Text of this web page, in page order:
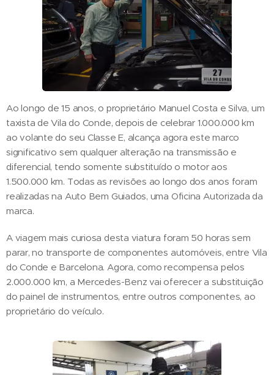
Ao longo de 15 anos, o proprietário Manuel Costa e Silva, um
taxista de Vila do Conde, depois de celebrar 1.000.000 km
ao volante do seu Classe E, alcança agora este marco
significativo sem qualquer alteração na transmissão e
diferencial, tendo somente substituído o motor aos
1.500.000 km. Todas as revisões ao longo dos anos foram
realizadas na Auto Bem Guiados, uma Oficina Autorizada da
marca.
A viagem mais curiosa desta viatura foram 50 horas sem
parar, no transporte de componentes automóveis, entre Vila
do Conde e Barcelona. Agora, como recompensa pelos
2.000.000 km, a Mercedes-Benz vai oferecer a substituição
do painel de instrumentos, entre outros componentes, ao
proprietário do veículo.